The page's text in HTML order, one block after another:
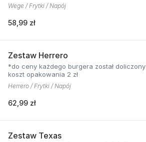
Wege / Frytki / Napój
58,99 zł
Zestaw Herrero
*do ceny każdego burgera został doliczony
koszt opakowania 2 zł
Herrero / Frytki / Napój
62,99 zł
Zestaw Texas